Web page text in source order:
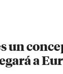
un
a